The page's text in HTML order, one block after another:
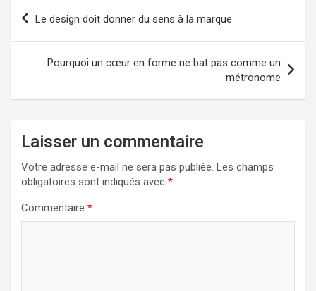
Navigation
Le design doit donner du sens à la marque
Pourquoi un cœur en forme ne bat pas comme un
métronome
Laisser un commentaire
Votre adresse e-mail ne sera pas publiée. Les champs
obligatoires sont indiqués avec *
Commentaire *